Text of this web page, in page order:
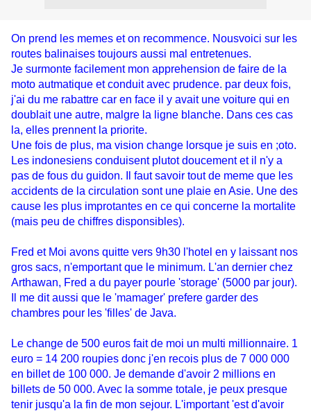
On prend les memes et on recommence. Nousvoici sur les
routes balinaises toujours aussi mal entretenues.
Je surmonte facilement mon apprehension de faire de la
moto autmatique et conduit avec prudence. par deux fois,
j'ai du me rabattre car en face il y avait une voiture qui en
doublait une autre, malgre la ligne blanche. Dans ces cas
la, elles prennent la priorite.
Une fois de plus, ma vision change lorsque je suis en ;oto.
Les indonesiens conduisent plutot doucement et il n'y a
pas de fous du guidon. Il faut savoir tout de meme que les
accidents de la circulation sont une plaie en Asie. Une des
cause les plus improtantes en ce qui concerne la mortalite
(mais peu de chiffres disponsibles).
Fred et Moi avons quitte vers 9h30 l'hotel en y laissant nos
gros sacs, n'emportant que le minimum. L'an dernier chez
Arthawan, Fred a du payer pourle 'storage' (5000 par jour).
Il me dit aussi que le 'mamager' prefere garder des
chambres pour les 'filles' de Java.
Le change de 500 euros fait de moi un multi millionnaire. 1
euro = 14 200 roupies donc j'en recois plus de 7 000 000
en billet de 100 000. Je demande d'avoir 2 millions en
billets de 50 000. Avec la somme totale, je peux presque
tenir jusqu'a la fin de mon sejour. L'important 'est d'avoir